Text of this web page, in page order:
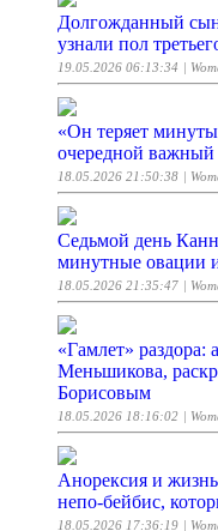
Долгожданный
узнали пол
19.05.2026 06:13:34 |
«Он теряет
очередной важный
18.05.2026 21:50:38 |
Седьмой день
минутные овации
18.05.2026 21:35:47 |
«Гамлет»
Меньшикова,
Борисовым
18.05.2026 18:16:02 |
Анорексия и
непо-бейбис,
18.05.2026 17:36:19 |